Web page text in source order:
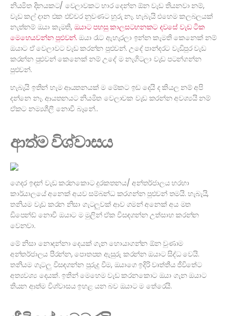
නියමිත දිනයකට/ වෙලාවකට භාර දෙන්න ඕන වැඩ තියනවා නම්,
වැඩ කල් දාන එක එච්චර නුවණට හුරු නෑ. හැබැයි එහෙම කලබලයක්
නැත්නම් ඔයා කැමති, ඔයාට පහසු කාලසටහනකට දවසේ වැඩ ටික
මෙහෙයවන්න පුළුවන්. ඔයා රෑට ඇහැරලා ඉන්න කැමති කෙනෙක් නම්
ඔයාට ඒ වෙලාවට වැඩ කරන්න පුළුවන්. උදේ පාන්දරට වැඩිපුර වැඩ
කරන්න පුළුවන් කෙනෙක් නම් උදේ ම නැගිටලා වැඩ පටන්ගන්න
පුළුවන්.
හැබැයි ඉතින් හැම ආයතනයක් ම මේකට ඉඩ දෙයි ද කියල නම් අපි
දන්නෙ නෑ. ආයතනයට නියමිත වෙලාවක වැඩ කරන්න අවශ්‍යයි නම්
ඒකට නම්‍යශීලී නොවී බෑනේ..
ආත්ම විශ්වාසය
ගෙදර ඉඳන් වැඩ කරනකොට දුරකතනය/ අන්තර්ජාලය හරහා
කාර්යාලයේ අනෙක් අයව සම්බන්ධ කරගන්න පුළුවන් තමයි. හැබැයි,
තනියම වැඩ කරන නිසා ගැටලුවක් ආව ගමන් අනෙක් අය මත
ඩිපෙන්ඩ් නොවී ඔයාට ම මුලින් ඒක විසඳගන්න උත්සාහ කරන්න
වෙනවා.
මේ නිසා නොදන්නා දෙයක් ගැන හොයාගන්න ඕන වුණාම
අන්තර්ජාලය පීරන්න, පොතපත ඇසුරු කරන්න ඔයාට සිද්ධ වෙයි.
තනියම ගැටලු විසඳගන්න පුරුදු වීම, ඔයාගෙ ඉදිරි වෘත්තීය ජීවිතේට
අත්‍යවශ්‍ය දෙයක්. ඉතින් මෙහෙම වැඩ කරනකොට ඔයා ගැන ඔයාට
තියන ආත්ම විශ්වාසය ඉහළ යන බව ඔයාට ම තේරෙයි.